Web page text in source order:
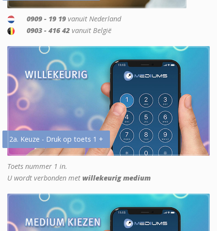
0909 - 19 19 vanuit Nederland
0903 - 416 42 vanuit België
2a. Keuze - Druk op toets 1 +
Toets nummer 1 in.
U wordt verbonden met willekeurig medium